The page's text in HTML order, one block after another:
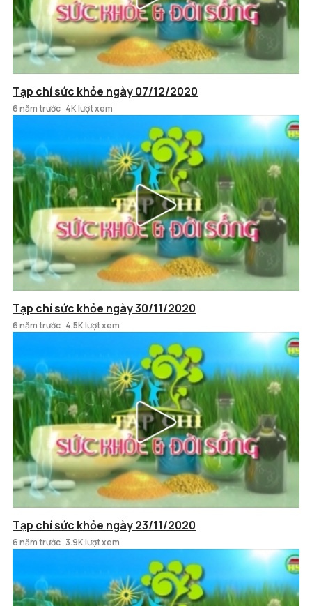
Tạp chí sức khỏe ngày 07/12/2020
6 năm trước 4K lượt xem
Tạp chí sức khỏe ngày 30/11/2020
6 năm trước 4.5K lượt xem
Tạp chí sức khỏe ngày 23/11/2020
6 năm trước 3.9K lượt xem